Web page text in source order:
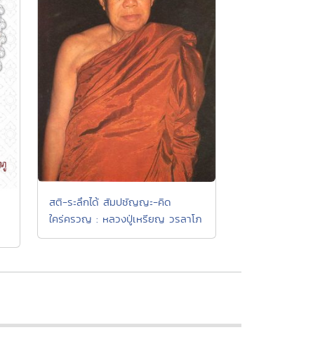
สติ-ระลึกได้ สัมปชัญญะ-คิด
ใคร่ครวญ : หลวงปู่เหรียญ วรลาโภ